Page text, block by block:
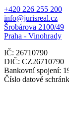
+420 226 255 200
info@jurisreal.cz
Šrobárova 2100/49
Praha - Vinohrady
IČ: 26710790
DIČ: CZ26710790
Bankovní spojení:
Číslo datové